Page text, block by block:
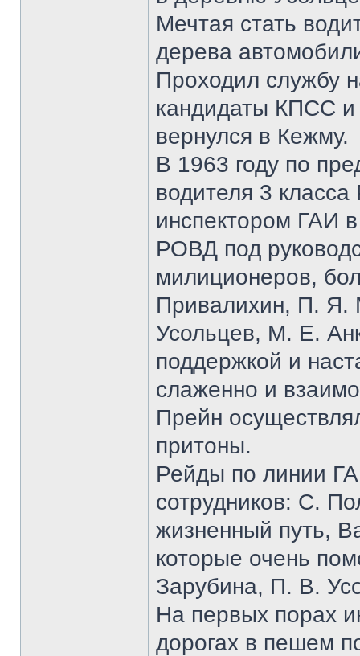
Мечтая стать
дерева
Проходил службу
кандидаты КПСС и
вернулся в Кежму.
В 1963 году по
водителя 3
инспектором ГАИ
РОВД под
милиционеров,
Привалихин, П. Я.
Усольцев, М. Е.
поддержкой и
слаженно и
Прейн
притоны.
Рейды по линии
сотрудников: С.
жизненный путь,
которые очень
Зарубина, П. В.
На первых порах
дорогах в пешем